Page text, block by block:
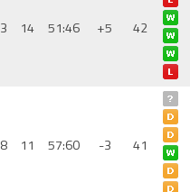
3 14 51:46 +5 42
8 11 57:60 -3 41